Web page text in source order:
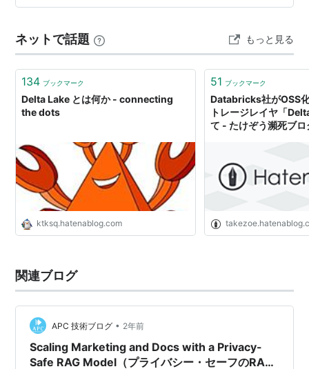
開催されたカンファレンスセッション「The Future of
ネットで話題 もっと見る
134 ブックマーク
Delta Lake とは何か - connecting
the dots
ktksq.hatenablog.com
51 ブックマーク
Databricks社がOSS
トレージレイヤ「
て - たけぞう瀕死ブロ
関連ブログ
APC 技術ブログ • 2年前
Scaling Marketing and Docs with a Privacy-
Safe RAG Model（プライバシー・セーフのRAG